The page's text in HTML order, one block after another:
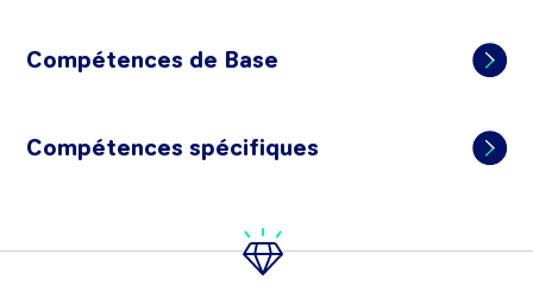
Compétences de Base
Compétences spécifiques